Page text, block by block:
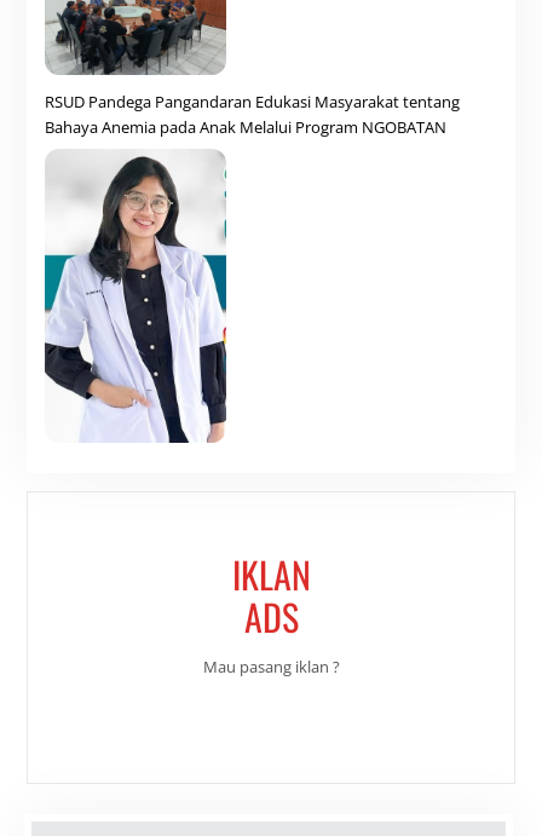
RSUD Pandega Pangandaran Edukasi Masyarakat tentang
Bahaya Anemia pada Anak Melalui Program NGOBATAN
IKLAN
ADS
Mau pasang iklan ?